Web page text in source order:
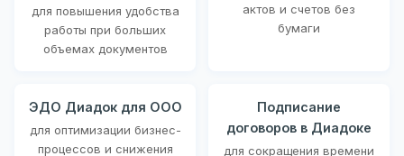
для повышения удобства
работы при больших
объемах документов
актов и счетов без
бумаги
ЭДО Диадок для ООО
для оптимизации бизнес-
процессов и снижения
Подписание
договоров в Диадоке
для сокращения времени